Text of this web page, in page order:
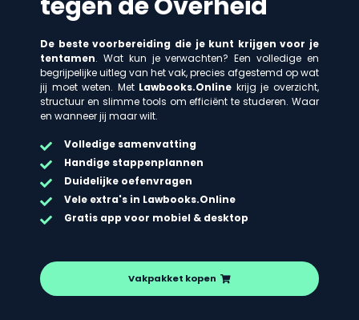
De beste voorbereiding die je kunt krijgen voor je
tentamen. Wat kun je verwachten? Een volledige en
begrijpelijke uitleg van het vak, precies afgestemd op wat
jij moet weten. Met Lawbooks.Online krijg je overzicht,
structuur en slimme tools om efficiënt te studeren. Waar
en wanneer jij maar wilt.
Volledige samenvatting
Handige stappenplannen
Duidelijke oefenvragen
Vele extra's in Lawbooks.Online
Gratis app voor mobiel & desktop
Vakpakket kopen